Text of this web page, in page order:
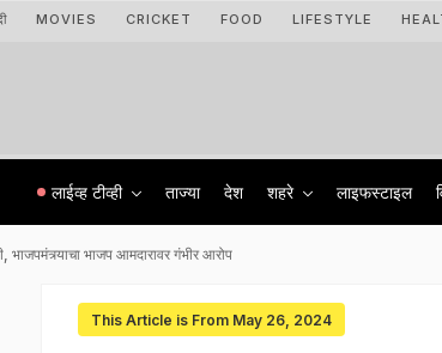
MOVIES CRICKET FOOD LIFESTYLE
लाईव्ह टीव्ही ताज्या देश शहरे लाइफस्टाइल
भाजप आमदारावर गंभीर आरोप
This Article is From May 26, 2024